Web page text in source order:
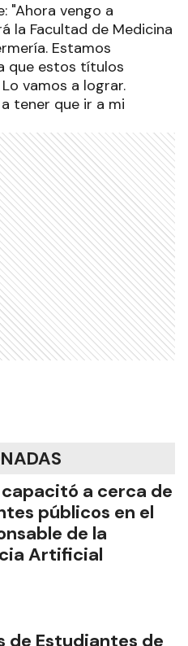
"Ahora vengo a
la Facultad de Medicina
Estamos
que estos títulos
vamos a lograr.
tener que ir a mi
a cerca de
públicos en el
de la
Artificial
de Estudiantes de